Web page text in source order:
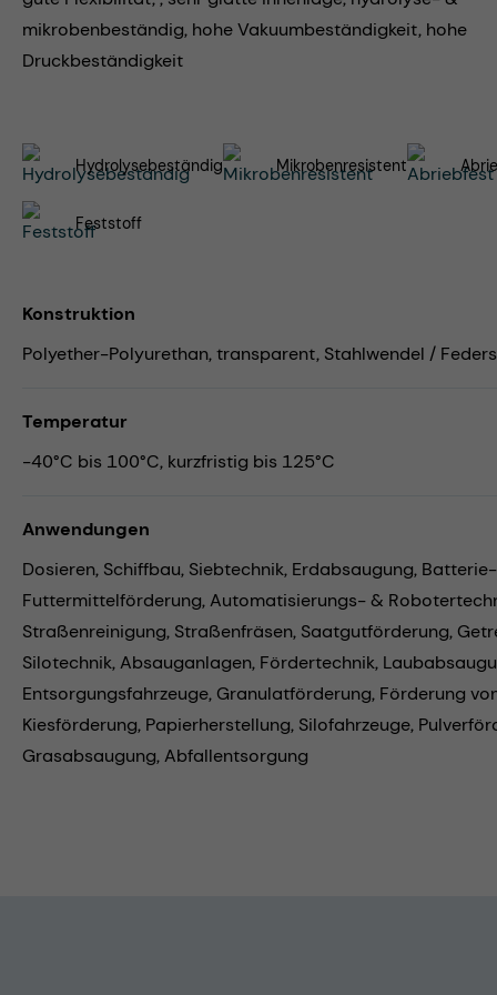
mikrobenbeständig, hohe Vakuumbeständigkeit, hohe
Druckbeständigkeit
Hydrolysebeständig Mikrobenresistent
Feststoff
Konstruktion
Polyether-Polyurethan, transparent, Stahlwendel /
Temperatur
-40°C bis 100°C, kurzfristig bis 125°C
Anwendungen
Dosieren, Schiffbau, Siebtechnik, Erdabsaugung,
Futtermittelförderung,Automatisierungs- &
Straßenreinigung, Straßenfräsen, Saatgutförderung,
Silotechnik,Absauganlagen, Fördertechnik,
Entsorgungsfahrzeuge, Granulatförderung, Förderung
Kiesförderung, Papierherstellung, Silofahrzeuge,
Grasabsaugung,Abfallentsorgung